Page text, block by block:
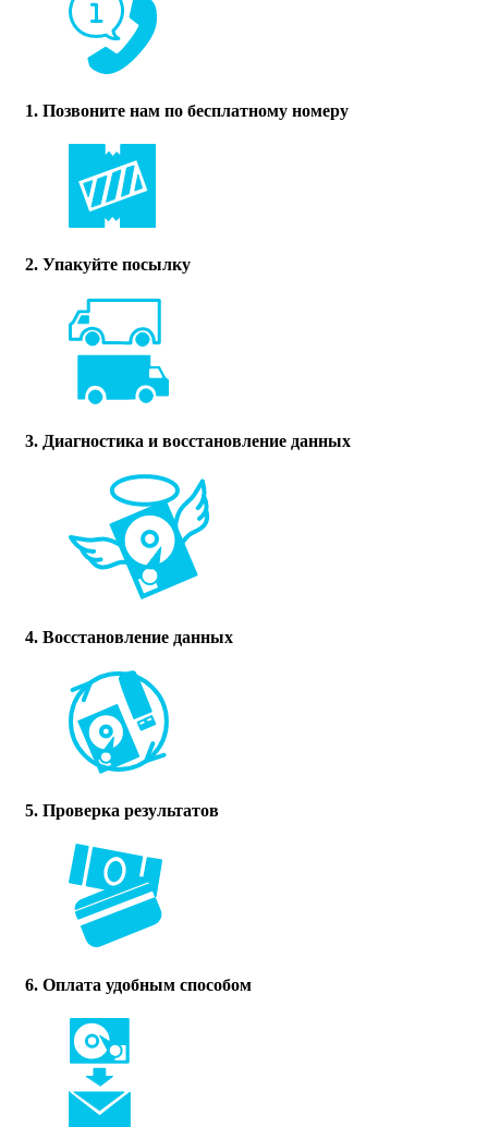
1. Позвоните нам по бесплатному номеру
2. Упакуйте посылку
3. Диагностика и восстановление данных
4. Восстановление данных
5. Проверка результатов
6. Оплата удобным способом